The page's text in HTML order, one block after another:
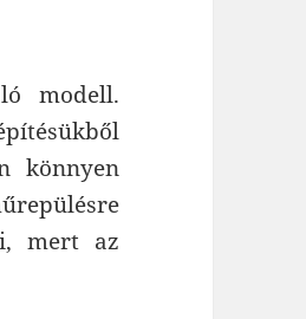
modell.
könnyen
mert az